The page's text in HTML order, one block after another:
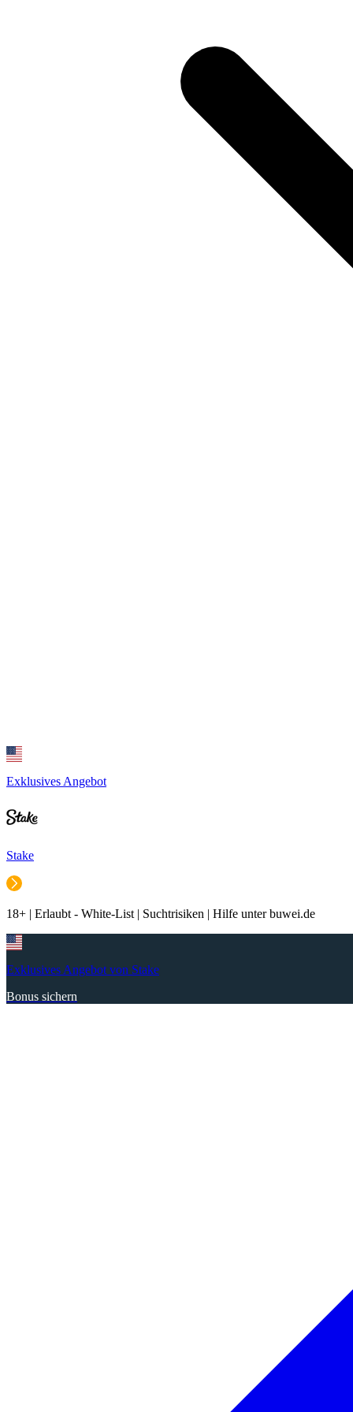
Exklusives Angebot
Stake
18+ | Erlaubt - White-List | Suchtrisiken | Hilfe unter buwei.de
Exklusives Angebot von Stake
Bonus sichern